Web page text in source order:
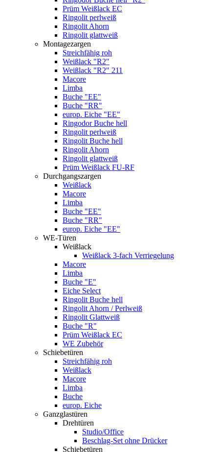
Prüm Weißlack EC
Ringolit perlweiß
Ringolit Ahorn
Ringolit glattweiß
Montagezargen
Streichfähig roh
Weißlack "R2"
Weißlack "R2" 211
Macore
Limba
Buche "EE"
Buche "RR"
europ. Eiche "EE"
Ringodor Buche hell
Ringolit perlweiß
Ringolit Buche hell
Ringolit Ahorn
Ringolit glattweiß
Prüm Weißlack FU-RF
Durchgangszargen
Weißlack
Macore
Limba
Buche "EE"
Buche "RR"
europ. Eiche "EE"
WE-Türen
Weißlack
Weißlack 3-fach Verriegelung
Macore
Limba
Buche "E"
Eiche Select
Ringolit Buche hell
Ringolit Ahorn / Perlweiß
Ringolit Glattweiß
Buche "R"
Prüm Weißlack EC
WE Zubehör
Schiebetüren
Streichfähig roh
Weißlack
Macore
Limba
Buche
europ. Eiche
Ganzglastüren
Drehtüren
Studio/Office
Beschlag-Set ohne Drücker
Schiebetüren